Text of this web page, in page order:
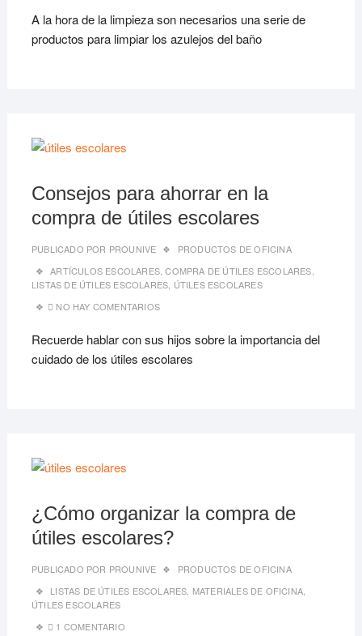
A la hora de la limpieza son necesarios una serie de
productos para limpiar los azulejos del baño
Consejos para ahorrar en la
compra de útiles escolares
PUBLICADO POR PROUNIVE
PRODUCTOS DE OFICINA
ARTÍCULOS ESCOLARES,COMPRA DE ÚTILES ESCOLARES
LISTAS DE ÚTILES ESCOLARES ÚTILES ESCOLARES
NO HAY COMENTARIOS
Recuerde hablar con sus hijos sobre la importancia del
cuidado de los útiles escolares
¿Cómo organizar la compra de
útiles escolares?
PUBLICADO POR PROUNIVE
PRODUCTOS DE OFICINA
LISTAS DE ÚTILES ESCOLARES MATERIALES DE OFICINA,
ÚTILES ESCOLARES
1 COMENTARIO